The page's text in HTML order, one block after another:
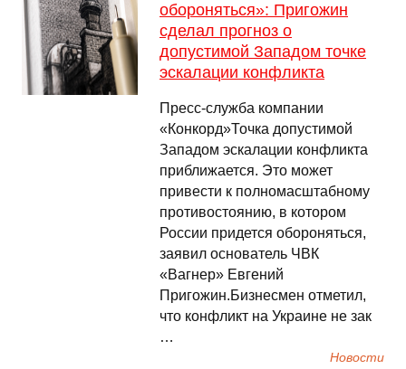
обороняться»: Пригожин
сделал прогноз о
допустимой Западом точке
эскалации конфликта
Пресс-служба компании
«Конкорд»Точка допустимой
Западом эскалации конфликта
приближается. Это может
привести к полномасштабному
противостоянию, в котором
России придется обороняться,
заявил основатель ЧВК
«Вагнер» Евгений
Пригожин.Бизнесмен отметил,
что конфликт на Украине не зак
…
Новости